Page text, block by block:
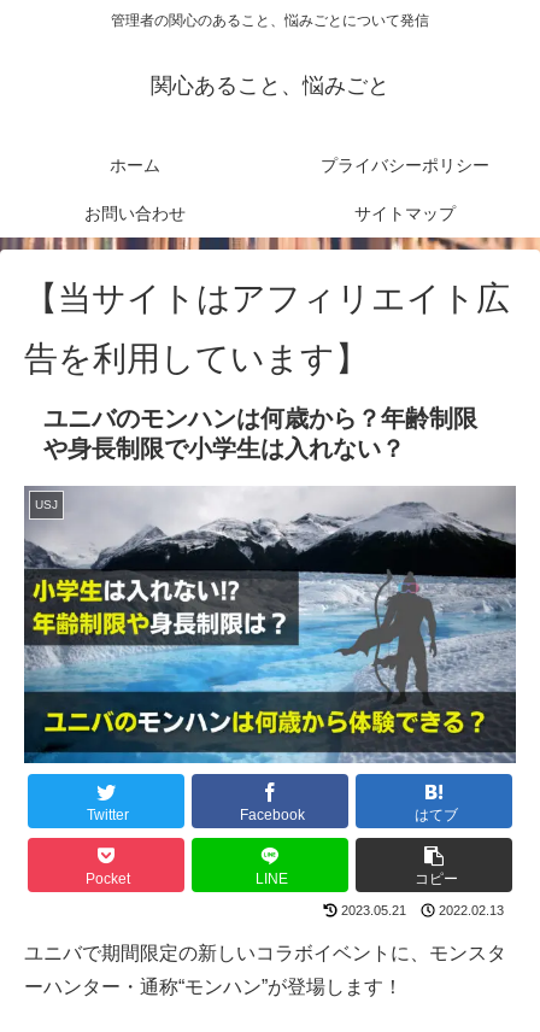
管理者の関心のあること、悩みごとについて発信
関心あること、悩みごと
ホーム プライバシーポリシー
お問い合わせ サイトマップ
【当サイトはアフィリエイト広
告を利用しています】
ユニバのモンハンは何歳から？年齢制限
や身長制限で小学生は入れない？
USJ
Twitter Facebook はてブ
Pocket LINE コピー
2023.05.21 2022.02.13
ユニバで期間限定の新しいコラボイベントに、モンスタ
ーハンター・通称“モンハン”が登場します！